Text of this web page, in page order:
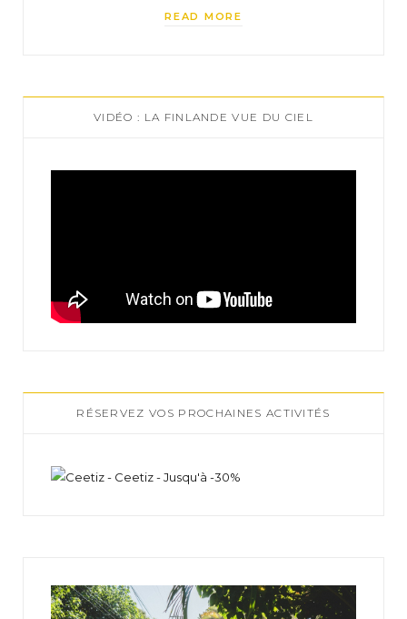
READ MORE
VIDÉO : LA FINLANDE VUE DU CIEL
RÉSERVEZ VOS PROCHAINES ACTIVITÉS